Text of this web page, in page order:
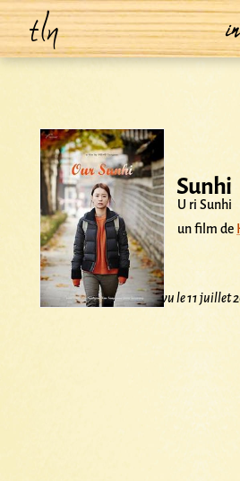
tln
Sunhi
U ri Sunhi
un film de
vu le 11 juillet